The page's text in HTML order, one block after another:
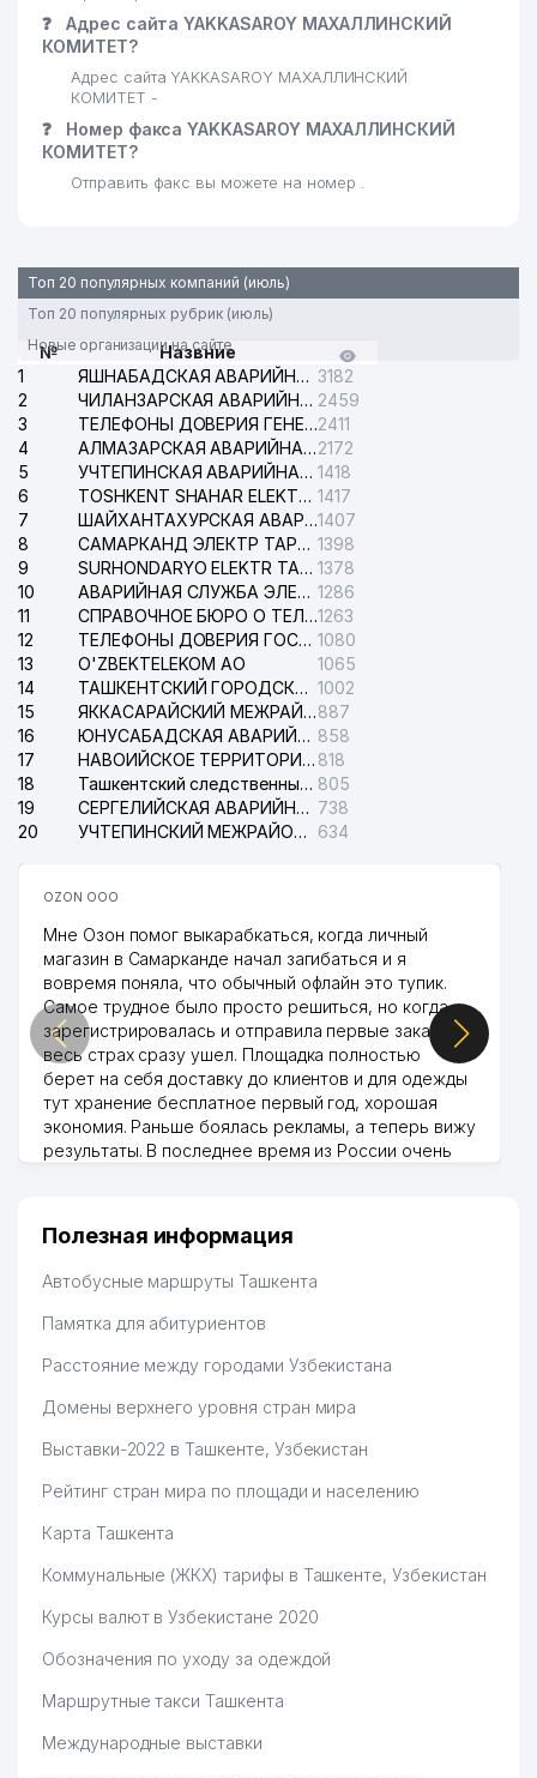
❓
Адрес сайта YAKKASAROY МАХАЛЛИНСКИЙ
КОМИТЕТ?
Адрес сайта YAKKASAROY МАХАЛЛИНСКИЙ
КОМИТЕТ -
❓
Номер факса YAKKASAROY МАХАЛЛИНСКИЙ
КОМИТЕТ?
Отправить факс вы можете на номер .
Топ 20 популярных компаний (июль)
Топ 20 популярных рубрик (июль)
Новые организации на сайте
№
Назвние
1
ЯШНАБАДСКАЯ АВАРИЙНАЯ СЛУЖБА ЭЛЕКТРОСЕТИ 3182
2
ЧИЛАНЗАРСКАЯ АВАРИЙНАЯ СЛУЖБА ЭЛЕКТРОСЕТИ 2459
3
ТЕЛЕФОНЫ ДОВЕРИЯ ГЕНЕРАЛЬНОЙ ПРОКУРАТУРЫ РЕСПУБЛИКИ УЗБЕКИСТАН2411
4
АЛМАЗАРСКАЯ АВАРИЙНАЯ СЛУЖБА ЭЛЕКТРОСЕТИ2172
5
УЧТЕПИНСКАЯ АВАРИЙНАЯ СЛУЖБА ЭЛЕКТРОСЕТИ 1418
6
TOSHKENT SHAHAR ELEKTR TARMOQLARI KORXONASI АО 1417
7
ШАЙХАНТАХУРСКАЯ АВАРИЙНАЯ СЛУЖБА ЭЛЕКТРОСЕТИ1407
8
САМАРКАНД ЭЛЕКТР ТАРМОКЛАРИ АО 1398
9
SURHONDARYO ELEKTR TARMOKLARI АО 1378
10
АВАРИЙНАЯ СЛУЖБА ЭЛЕКТРОСЕТИ ТАШКЕНТСКОГО РАЙОНА 1286
11
СПРАВОЧНОЕ БЮРО О ТЕЛЕФОНАХ ОРГАНИЗАЦИЙ г. ТАШКЕНТА1263
12
ТЕЛЕФОНЫ ДОВЕРИЯ ГОСУДАРСТВЕННОГО ЦЕНТРА ТЕСТИРОВАНИЯ 1080
13
O'ZBEKTELEKOM АО
1065
14
ТАШКЕНТСКИЙ ГОРОДСКОЙ СУД ПО ГРАЖДАНСКИМ ДЕЛАМ 1002
15
ЯККАСАРАЙСКИЙ МЕЖРАЙОННЫЙ СУД ПО ГРАЖДАНСКИМ ДЕЛАМ887
16
ЮНУСАБАДСКАЯ АВАРИЙНАЯ СЛУЖБА ЭЛЕКТРОСЕТИ 858
17
НАВОИЙСКОЕ ТЕРРИТОРИАЛЬНОЕ ПРЕДПРИЯТИЕ ЭЛЕКТРОСЕТИ АО 818
18
Ташкентский следственный изолятор 805
19
СЕРГЕЛИЙСКАЯ АВАРИЙНАЯ СЛУЖБА ЭЛЕКТРОСЕТИ 738
20
УЧТЕПИНСКИЙ МЕЖРАЙОННЫЙ СУД ПО ГРАЖДАНСКИМ ДЕЛАМ 634
OZON ООО
Мне Озон помог выкарабкаться, когда личный
магазин в Самарканде начал загибаться и я
вовремя поняла, что обычный офлайн это тупик.
Самое трудное было просто решиться, но когда
зарегистрировалась и отправила первые заказы,
весь страх сразу ушел. Площадка полностью
берет на себя доставку до клиентов и для одежды
тут хранение бесплатное первый год, хорошая
экономия. Раньше боялась рекламы, а теперь вижу
результаты. В последнее время из России очень
Hamida 03.08.2026 12:45:39
Полезная информация
Автобусные маршруты Ташкента
Памятка для абитуриентов
Расстояние между городами Узбекистана
Домены верхнего уровня стран мира
Выставки-2022 в Ташкенте, Узбекистан
Рейтинг стран мира по площади и населению
Карта Ташкента
Коммунальные (ЖКХ) тарифы в Ташкенте, Узбекистан
Курсы валют в Узбекистане 2020
Обозначения по уходу за одеждой
Маршрутные такси Ташкента
Международные выставки